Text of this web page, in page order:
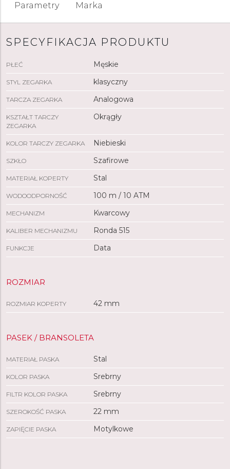
Parametry Marka
SPECYFIKACJA PRODUKTU
PŁEĆ Męskie
STYL ZEGARKA klasyczny
TARCZA ZEGARKA Analogowa
KSZTAŁT TARCZY
ZEGARKA
Okrągły
KOLOR TARCZY ZEGARKA Niebieski
SZKŁO Szafirowe
MATERIAŁ KOPERTY Stal
WODOODPORNOŚĆ 100 m / 10 ATM
MECHANIZM Kwarcowy
KALIBER MECHANIZMU Ronda 515
FUNKCJE Data
ROZMIAR
ROZMIAR KOPERTY 42 mm
PASEK / BRANSOLETA
MATERIAŁ PASKA Stal
KOLOR PASKA Srebrny
FILTR KOLOR PASKA Srebrny
SZEROKOŚĆ PASKA 22 mm
ZAPIĘCIE PASKA Motylkowe